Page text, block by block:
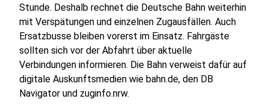
Stunde. Deshalb rechnet die Deutsche Bahn weiterhin
mit Verspätungen und einzelnen Zugausfällen. Auch
Ersatzbusse bleiben vorerst im Einsatz. Fahrgäste
sollten sich vor der Abfahrt über aktuelle
Verbindungen informieren. Die Bahn verweist dafür auf
digitale Auskunftsmedien wie bahn.de, den DB
Navigator und zuginfo.nrw.